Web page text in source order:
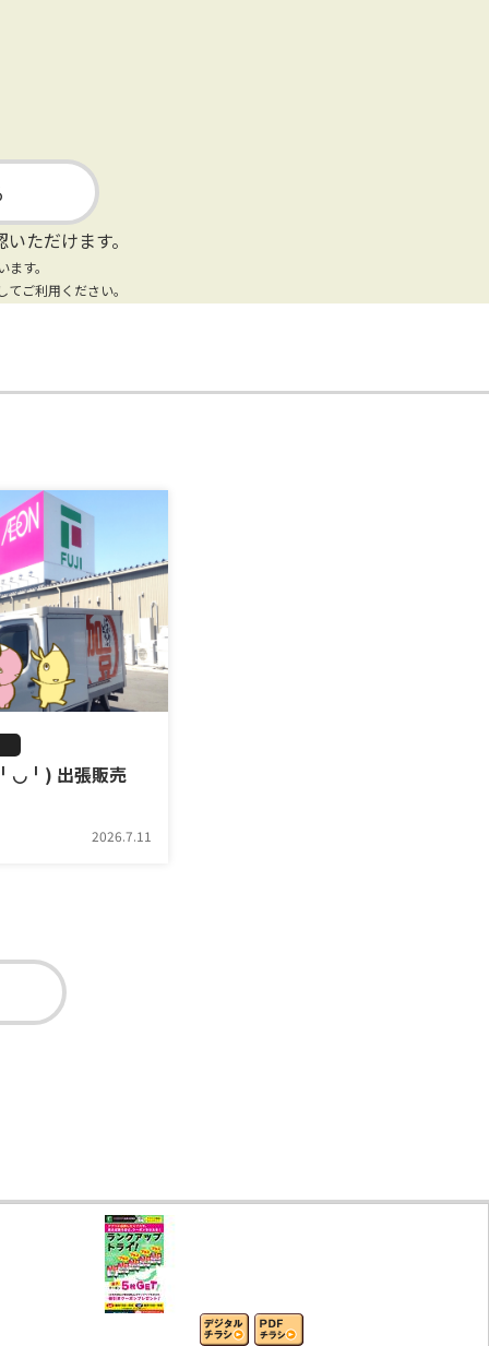
ただけます。
す。
ご利用ください。
出張販売
2026.7.11